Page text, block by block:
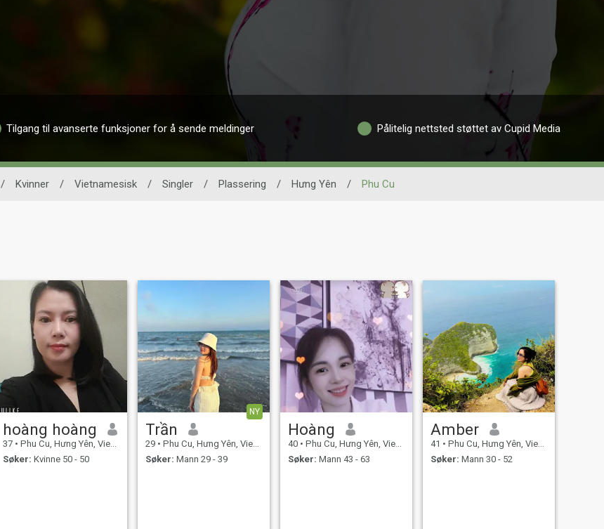
Tilgang til avanserte funksjoner for å sende meldinger Pålitelig nettsted støttet av Cupid Media
/ Kvinner / Vietnamesisk / Singler / Plassering / Hưng Yên / Phu Cu
hoàng hoàng
37 • Phu Cu, Hưng Yên, Vietnam
Søker: Kvinne 50 - 50
NY
Trần
29 • Phu Cu, Hưng Yên, Vietnam
Søker: Mann 29 - 39
Hoàng
40 • Phu Cu, Hưng Yên, Vietnam
Søker: Mann 43 - 63
Amber
41 • Phu Cu, Hưng Yên, Vietnam
Søker: Mann 30 - 52